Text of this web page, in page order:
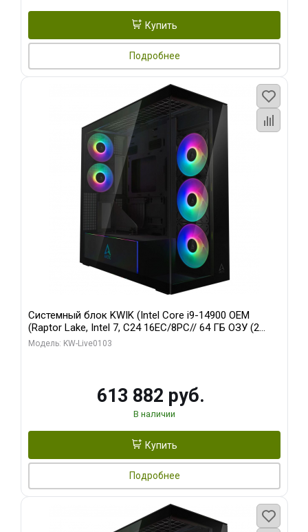
Купить
Подробнее
Системный блок KWIK (Intel Core i9-14900 OEM
(Raptor Lake, Intel 7, C24 16EC/8PC// 64 ГБ ОЗУ (2
модуля)/ Afox RTX4090 24GB GDDR6X 384-Bit 3xDP
Модель: KW-Live0103
613 882 руб.
В наличии
Купить
Подробнее